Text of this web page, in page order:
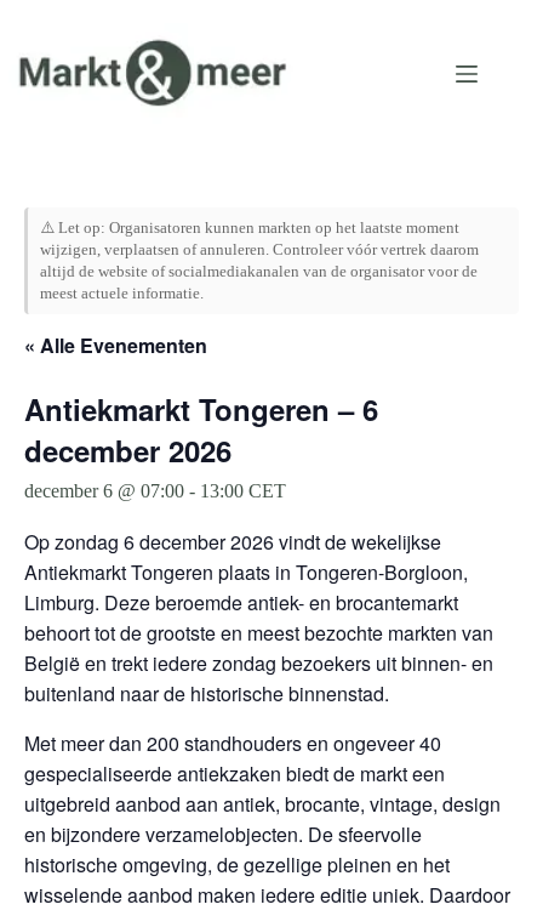
inhoud
⚠️ Let op: Organisatoren kunnen markten op het laatste moment
wijzigen, verplaatsen of annuleren. Controleer vóór vertrek daarom
altijd de website of socialmediakanalen van de organisator voor de
meest actuele informatie.
« Alle Evenementen
Antiekmarkt Tongeren – 6
december 2026
december 6 @ 07:00 - 13:00 CET
Op zondag 6 december 2026 vindt de wekelijkse
Antiekmarkt Tongeren plaats in Tongeren-Borgloon,
Limburg. Deze beroemde antiek- en brocantemarkt
behoort tot de grootste en meest bezochte markten van
België en trekt iedere zondag bezoekers uit binnen- en
buitenland naar de historische binnenstad.
Met meer dan 200 standhouders en ongeveer 40
gespecialiseerde antiekzaken biedt de markt een
uitgebreid aanbod aan antiek, brocante, vintage, design
en bijzondere verzamelobjecten. De sfeervolle
historische omgeving, de gezellige pleinen en het
wisselende aanbod maken iedere editie uniek. Daardoor